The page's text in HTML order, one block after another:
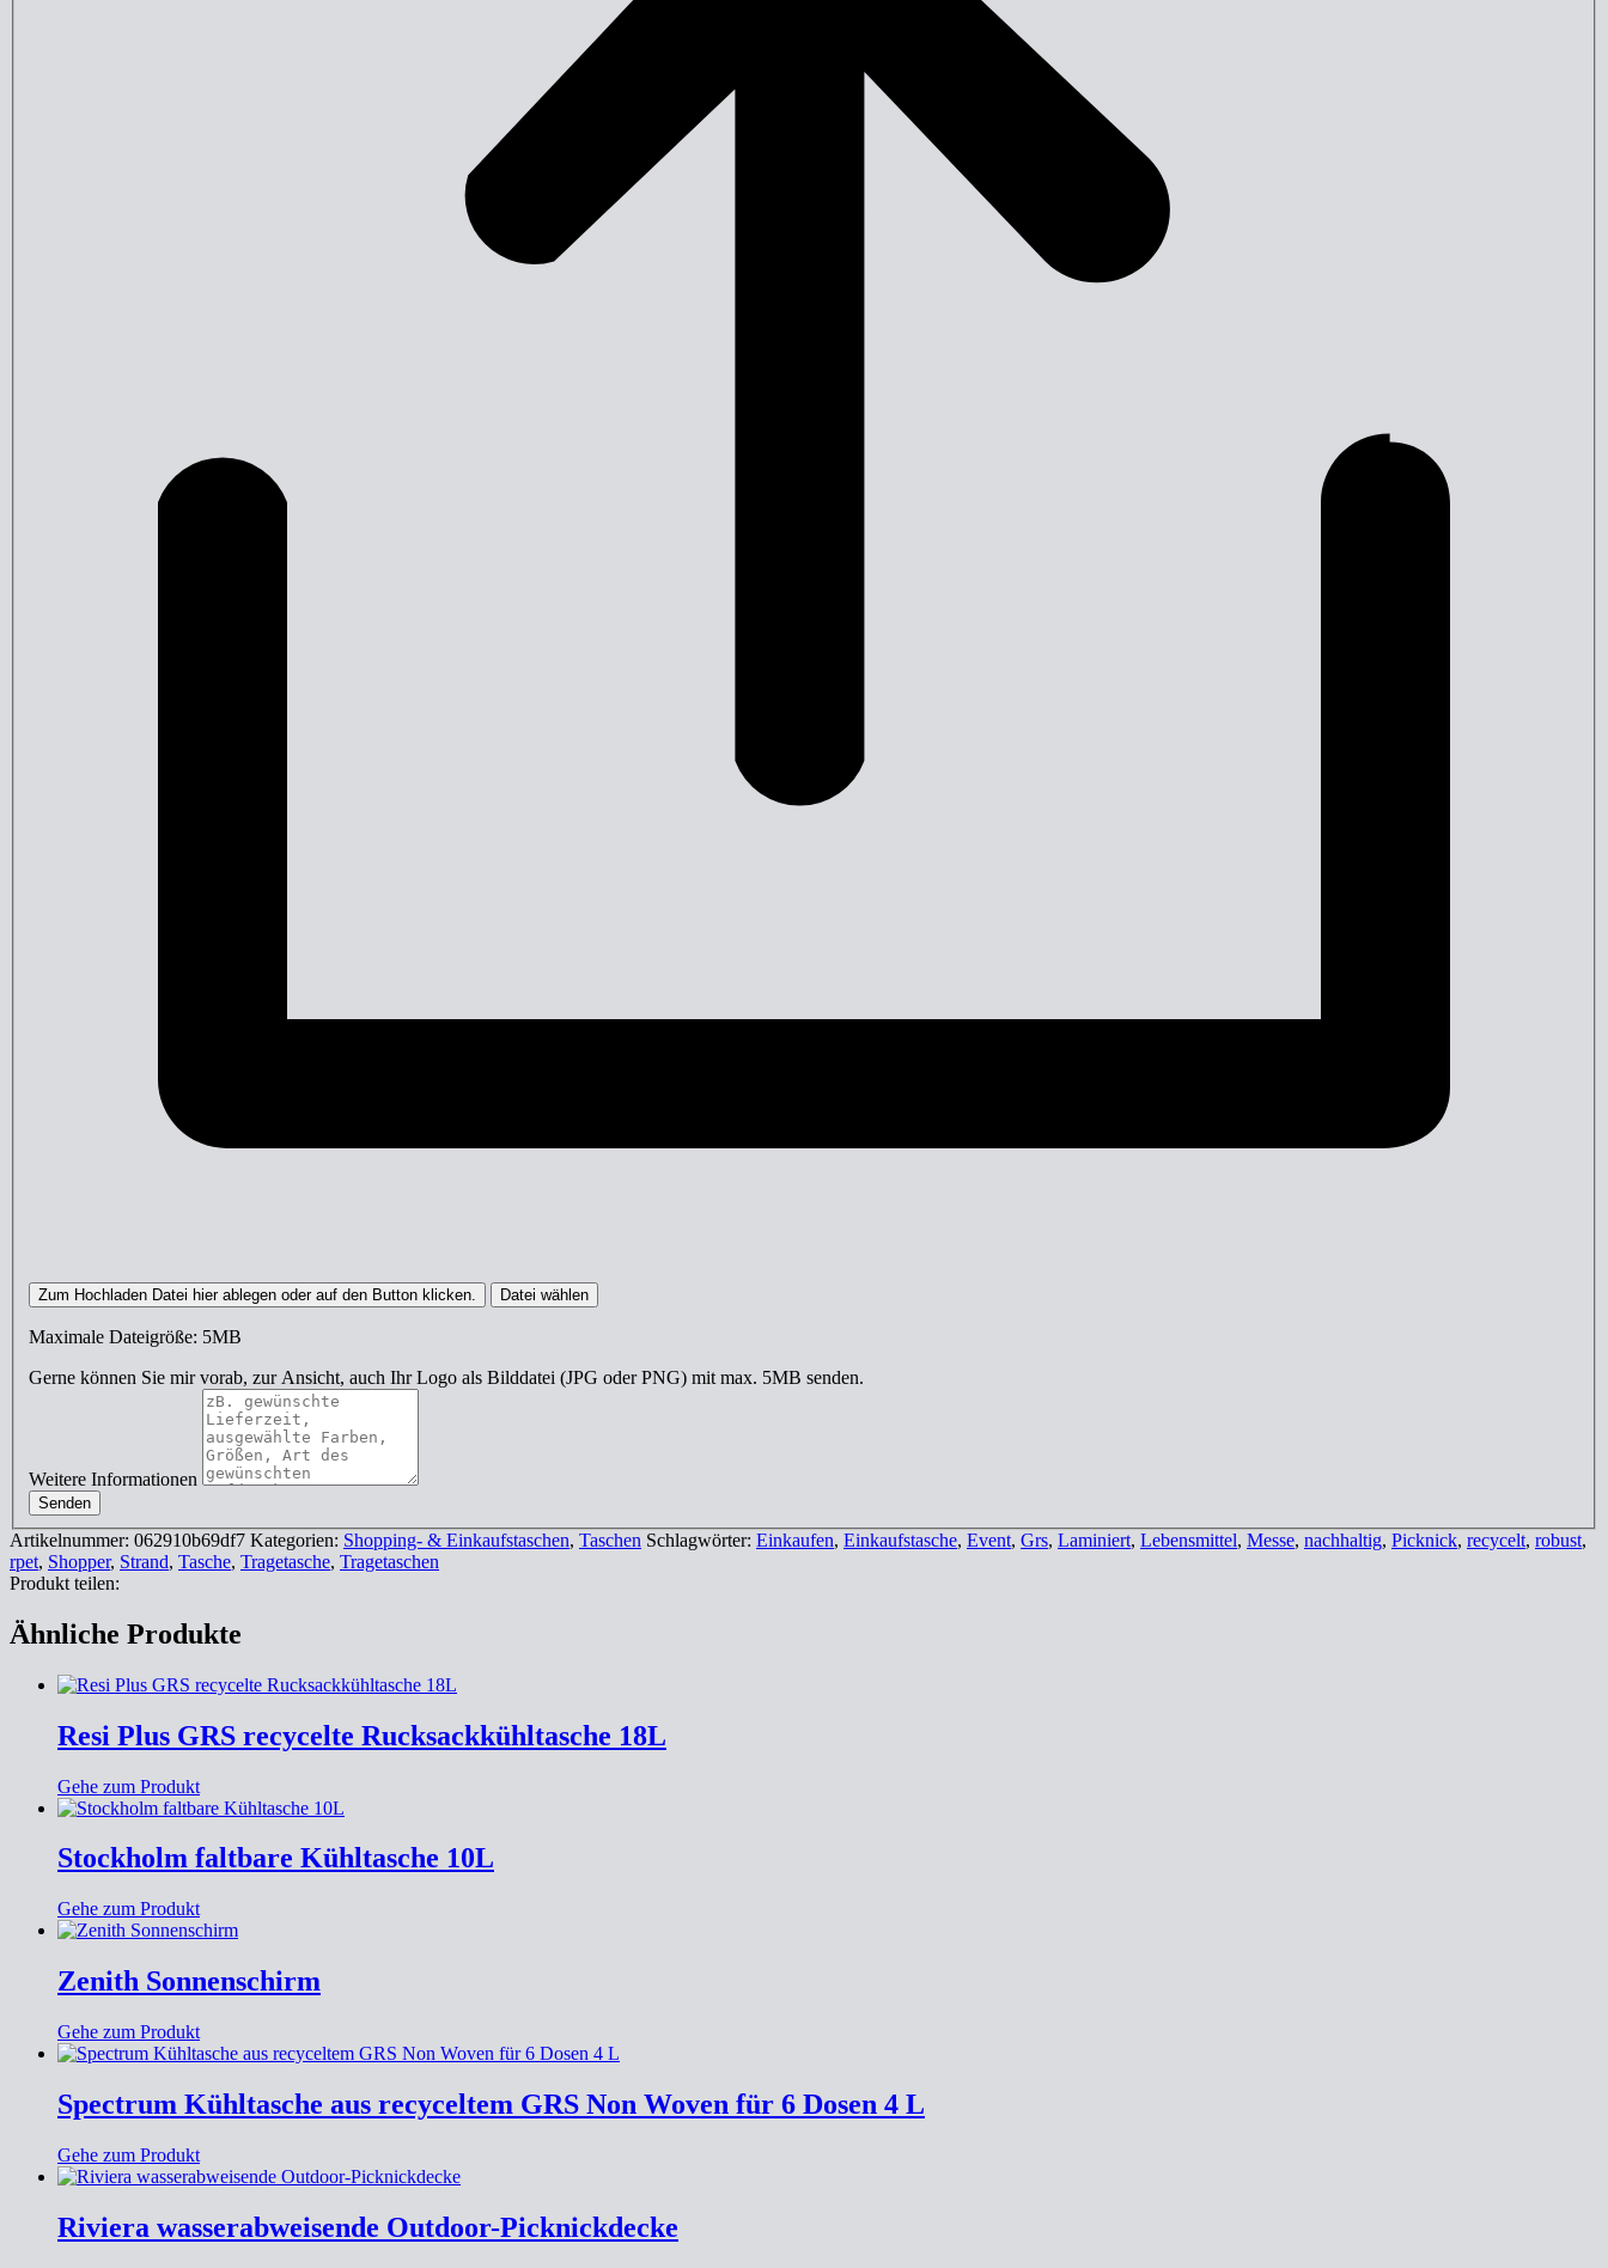
Zum Hochladen Datei hier ablegen oder auf den Button klicken. Datei wählen
Maximale Dateigröße: 5MB
Gerne können Sie mir vorab, zur Ansicht, auch Ihr Logo als Bilddatei (JPG oder PNG) mit max. 5MB senden.
Weitere Informationen
Senden
Artikelnummer: 062910b69df7 Kategorien: Shopping- & Einkaufstaschen, Taschen Schlagwörter: Einkaufen, Einkaufstasche, Event, Grs, Laminiert, Lebensmittel, Messe, nachhaltig, Picknick, recycelt, robust,
rpet, Shopper, Strand, Tasche, Tragetasche, Tragetaschen
Produkt teilen:
Ähnliche Produkte
Resi Plus GRS recycelte Rucksackkühltasche 18L
Gehe zum Produkt
Stockholm faltbare Kühltasche 10L
Gehe zum Produkt
Zenith Sonnenschirm
Gehe zum Produkt
Spectrum Kühltasche aus recyceltem GRS Non Woven für 6 Dosen 4 L
Gehe zum Produkt
Riviera wasserabweisende Outdoor-Picknickdecke